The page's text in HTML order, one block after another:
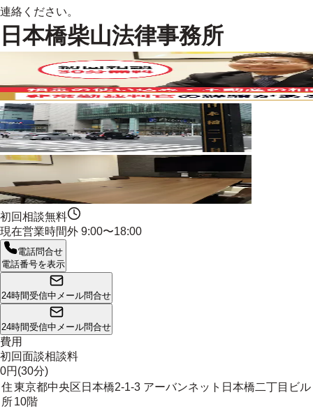
連絡ください。
日本橋柴山法律事務所
初回相談無料
現在営業時間外 9:00〜18:00
電話問合せ
電話番号を表示
24時間受信中 メール問合せ
24時間受信中 メール問合せ
費用
初回面談相談料
0円(30分)
住
所
東京都中央区日本橋2-1-3 アーバンネット日本橋二丁目ビル
10階